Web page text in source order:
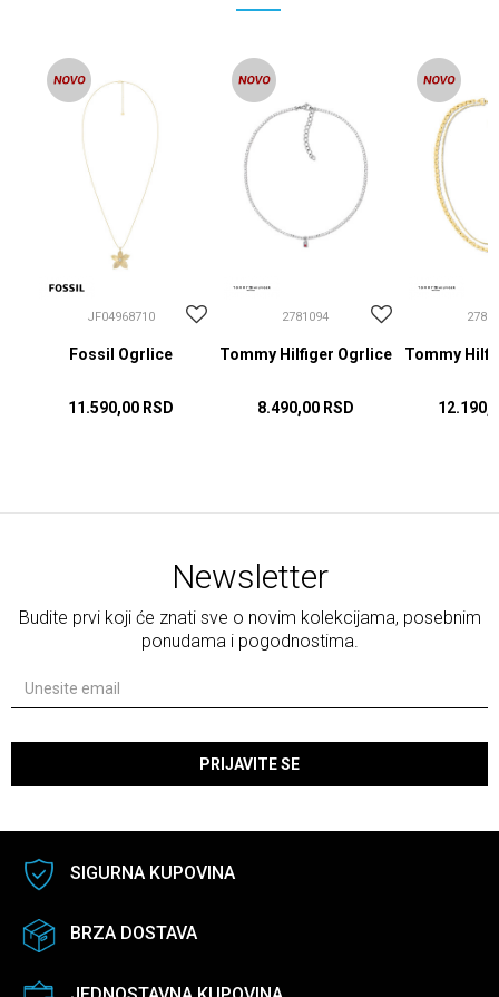
JF04968710
Fossil Ogrlice
11.590,00 RSD
2781094
Tommy Hilfiger Ogrlice
8.490,00 RSD
Tommy
Newsletter
Budite prvi koji će znati sve o novim kolekcijama, posebnim
ponudama i pogodnostima.
PRIJAVITE SE
SIGURNA KUPOVINA
BRZA DOSTAVA